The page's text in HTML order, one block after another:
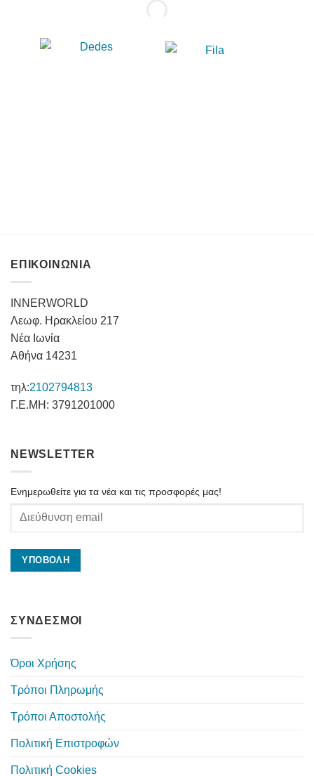
ΕΠΙΚΟΙΝΩΝΙΑ
INNERWORLD
Λεωφ. Ηρακλείου 217
Νέα Ιωνία
Αθήνα 14231
τηλ:2102794813
Γ.Ε.ΜΗ: 3791201000
NEWSLETTER
Ενημερωθείτε για τα νέα και τις προσφορές μας!
ΣΥΝΔΕΣΜΟΙ
Όροι Χρήσης
Τρόποι Πληρωμής
Τρόποι Αποστολής
Πολιτική Επιστροφών
Πολιτική Cookies